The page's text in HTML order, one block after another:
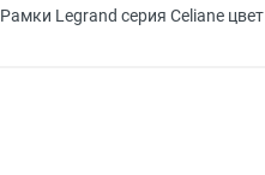
Рамки Legrand серия Celiane цвет